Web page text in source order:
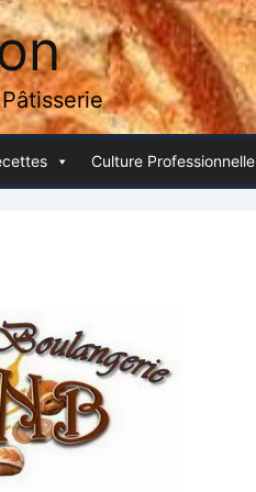
Culture Pro­fes­sion­nelle